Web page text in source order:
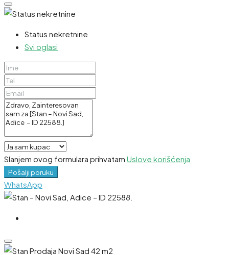
Status nekretnine
Svi oglasi
Slanjem ovog formulara prihvatam Uslove korišćenja
Pošalji poruku
WhatsApp